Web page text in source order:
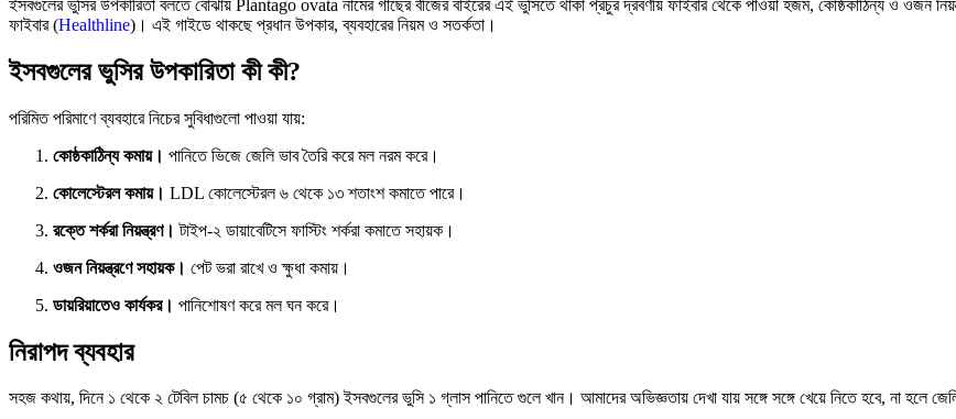
ইসবগুলের ভুসির উপকারিতা বলতে বোঝায় Plantago ovata নামের গাছের বীজের বাইরের এই ভুসিতে থাকা প্রচুর দ্রবণীয় ফাইবার থেকে পাওয়া হজম, কোষ্ঠকাঠিন্য ও ওজন
ফাইবার (Healthline)। এই গাইডে থাকছে প্রধান উপকার, ব্যবহারের নিয়ম ও সতর্কতা।
ইসবগুলের ভুসির উপকারিতা কী কী?
পরিমিত পরিমাণে ব্যবহারে নিচের সুবিধাগুলো পাওয়া যায়:
কোষ্ঠকাঠিন্য কমায়। পানিতে ভিজে জেলি ভাব তৈরি করে মল নরম করে।
কোলেস্টেরল কমায়। LDL কোলেস্টেরল ৬ থেকে ১৩ শতাংশ কমাতে পারে।
রক্তে শর্করা নিয়ন্ত্রণ। টাইপ-২ ডায়াবেটিসে ফাস্টিং শর্করা কমাতে সহায়ক।
ওজন নিয়ন্ত্রণে সহায়ক। পেট ভরা রাখে ও ক্ষুধা কমায়।
ডায়রিয়াতেও কার্যকর। পানিশোষণ করে মল ঘন করে।
নিরাপদ ব্যবহার
সহজ কথায়, দিনে ১ থেকে ২ টেবিল চামচ (৫ থেকে ১০ গ্রাম) ইসবগুলের ভুসি ১ গ্লাস পানিতে গুলে খান। আমাদের অভিজ্ঞতায় দেখা যায় সঙ্গে সঙ্গে খেয়ে নিতে হবে, না হলে